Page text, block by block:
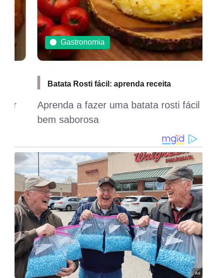
Gastronomia
Batata Rosti fácil: aprenda receita
Aprenda a fazer uma batata rosti fácil e
bem saborosa